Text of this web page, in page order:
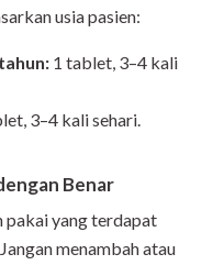
usia pasien:
1 tablet, 3–4 kali
3–4 kali sehari.
Benar
pakai yang terdapat
menambah atau